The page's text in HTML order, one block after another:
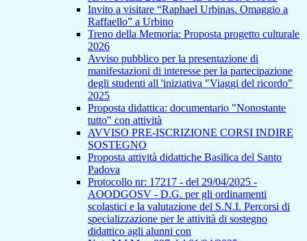
Invito a visitare “Raphael Urbinas. Omaggio a
Raffaello” a Urbino
Treno della Memoria: Proposta progetto culturale
2026
Avviso pubblico per la presentazione di
manifestazioni di interesse per la partecipazione
degli studenti all 'iniziativa "Viaggi del ricordo"
2025
Proposta didattica: documentario "Nonostante
tutto" con attività
AVVISO PRE-ISCRIZIONE CORSI INDIRE
SOSTEGNO
Proposta attività didattiche Basilica del Santo
Padova
Protocollo nr: 17217 - del 29/04/2025 -
AOODGOSV - D.G. per gli ordinamenti
scolastici e la valutazione del S.N.I. Percorsi di
specializzazione per le attività di sostegno
didattico agli alunni con